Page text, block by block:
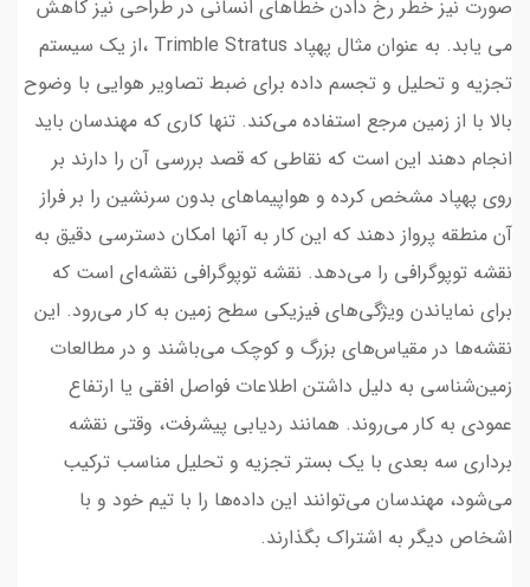
صورت نیز خطر رخ دادن خطاهای انسانی در طراحی نیز کاهش
می یابد. به عنوان مثال پهپاد Trimble Stratus ،از یک سیستم
تجزیه و تحلیل و تجسم داده برای ضبط تصاویر هوایی با وضوح
بالا با از زمین مرجع استفاده می‌کند. تنها کاری که مهندسان باید
انجام دهند این است که نقاطی که قصد بررسی آن را دارند بر
روی پهپاد مشخص کرده و هواپیماهای بدون سرنشین را بر فراز
آن منطقه پرواز دهند که این کار به آنها امکان دسترسی دقیق به
نقشه توپوگرافی را می‌دهد. نقشه توپوگرافی نقشه‌ای است که
برای نمایاندن ویژگی‌های فیزیکی سطح زمین به کار می‌رود. این
نقشه‌ها در مقیاس‌های بزرگ و کوچک می‌باشند و در مطالعات
زمین‌شناسی به دلیل داشتن اطلاعات فواصل افقی یا ارتفاع
عمودی به کار می‌روند. همانند ردیابی پیشرفت، وقتی نقشه
برداری سه بعدی با یک بستر تجزیه و تحلیل مناسب ترکیب
می‌شود، مهندسان می‌توانند این داده‌ها را با تیم خود و با
اشخاص دیگر به اشتراک بگذارند.